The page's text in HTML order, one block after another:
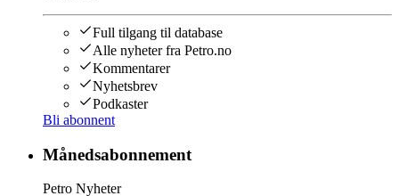
Full tilgang til database
Alle nyheter fra Petro.no
Kommentarer
Nyhetsbrev
Podkaster
Bli abonnent
Månedsabonnement
Petro Nyheter